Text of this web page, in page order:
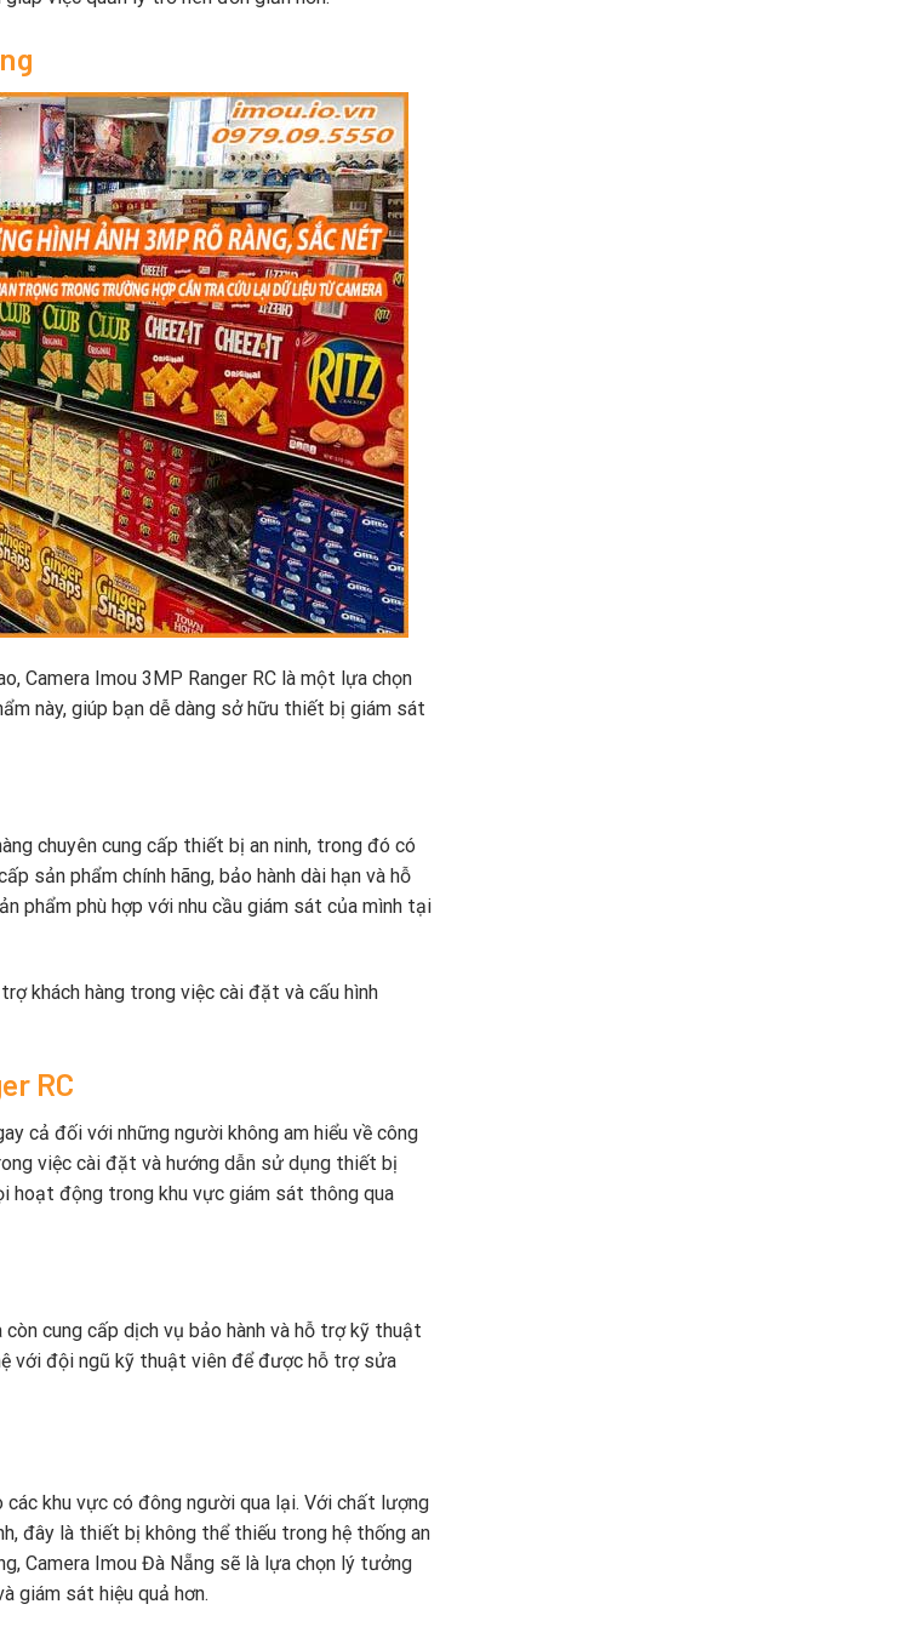
Camera Imou 3MP Ranger RC là một lựa chọn
này, giúp bạn dễ dàng sở hữu thiết bị giám sát
chuyên cung cấp thiết bị an ninh, trong đó có
sản phẩm chính hãng, bảo hành dài hạn và hỗ
phẩm phù hợp với nhu cầu giám sát của mình tại
khách hàng trong việc cài đặt và cấu hình
RC
cả đối với những người không am hiểu về công
việc cài đặt và hướng dẫn sử dụng thiết bị
hoạt động trong khu vực giám sát thông qua
cung cấp dịch vụ bảo hành và hỗ trợ kỹ thuật
với đội ngũ kỹ thuật viên để được hỗ trợ sửa
khu vực có đông người qua lại. Với chất lượng
đây là thiết bị không thể thiếu trong hệ thống an
Camera Imou Đà Nẵng sẽ là lựa chọn lý tưởng
giám sát hiệu quả hơn.